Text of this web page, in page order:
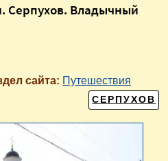
Серпухов. Владычный
сайта: Путешествия
СЕРПУХОВ